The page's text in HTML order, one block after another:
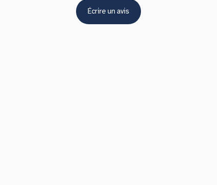
Écrire un avis